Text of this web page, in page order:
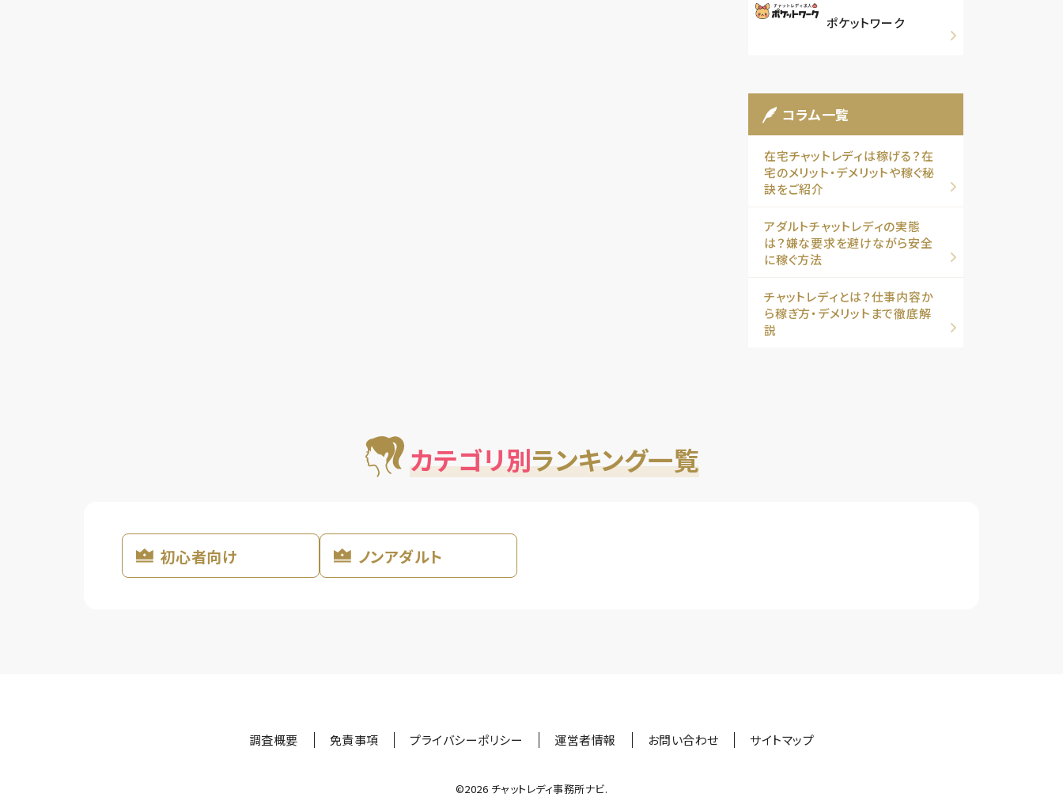
ポケットワーク
コラム一覧
在宅チャットレディは稼げる？在
宅のメリット・デメリットや稼ぐ秘
訣をご紹介
アダルトチャットレディの実態
は？嫌な要求を避けながら安全
に稼ぐ方法
チャットレディとは？仕事内容か
ら稼ぎ方・デメリットまで徹底解
説
カテゴリ別ランキング一覧
初心者向け ノンアダルト
調査概要 免責事項 プライバシーポリシー 運営者情報 お問い合わせ サイトマップ
©︎2026 チャットレディ事務所ナビ.